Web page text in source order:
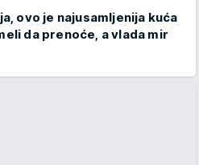
ovo je najusamljenija kuća
da prenoće, a vlada mir